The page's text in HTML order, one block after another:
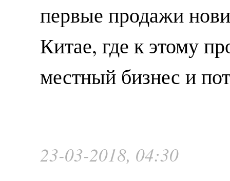
первые продажи
Китае, где к этому
местный бизнес и
23-03-2018, 04:30